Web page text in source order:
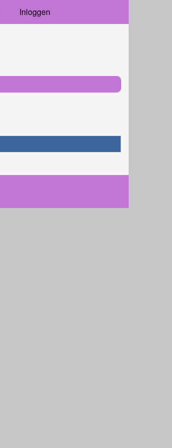
Inloggen